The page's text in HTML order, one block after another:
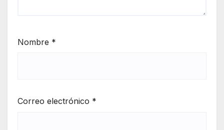
Nombre *
Correo electrónico *